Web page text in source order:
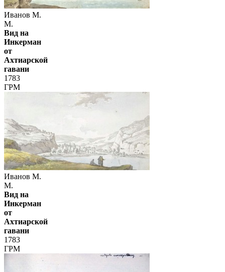
Иванов М.
М.
Вид на
Инкерман
от
Ахтиарской
гавани
1783
ГРМ
Иванов М.
М.
Вид на
Инкерман
от
Ахтиарской
гавани
1783
ГРМ